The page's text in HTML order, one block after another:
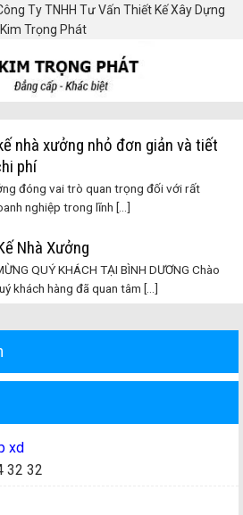
Ty TNHH Tư Vấn Thiết Kế Xây Dựng
Kim Trọng Phát
xd
32 32
nhà xưởng nhỏ đơn giản và tiết
phí
đóng vai trò quan trọng đối với rất
nghiệp trong lĩnh [...]
Nhà Xưởng
QUÝ KHÁCH TẠI BÌNH DƯƠNG Chào
khách hàng đã quan tâm [...]